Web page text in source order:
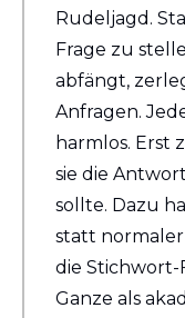
Rudeljagd.
Frage zu
abfängt,
Anfragen.
harmlos. Erst
sie die
sollte. Dazu
statt
die Stichwort-
Ganze als